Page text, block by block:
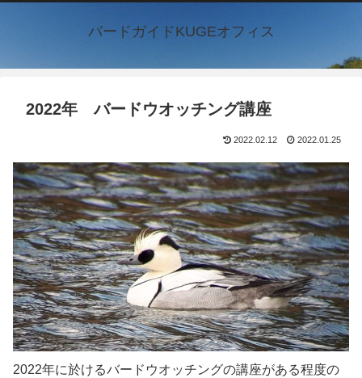
バードガイドKUGEオフィス
2022年 バードウオッチング講座
2022.02.12 2022.01.25
2022年に於けるバードウオッチングの講座がある程度の